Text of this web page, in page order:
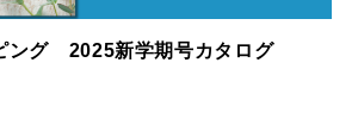
ング 2025新学期号カタログ